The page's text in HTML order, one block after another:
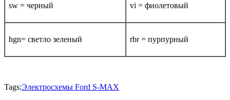
sw = черный vi = фиолетовый
hgn= светло зеленый rbr = пурпурный
Tags:Электросхемы Ford S-MAX